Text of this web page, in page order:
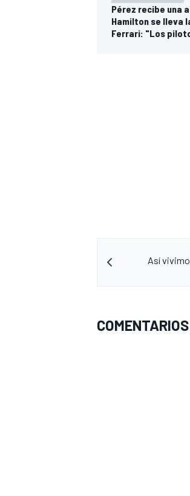
MÁS CATEGORÍAS
Pérez recibe una
Hamilton se lleva
Ferrari: "Los
Así